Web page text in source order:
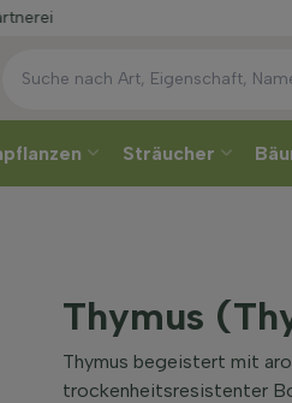
Sträucher
Thymus
Thymus begeistert mit
trockenheitsresistenter